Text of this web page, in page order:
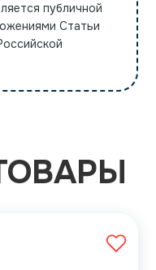
публичной
Статьи